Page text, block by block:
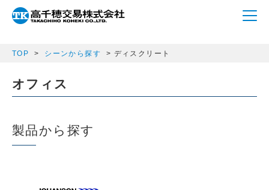
array(1) { ["semicon_category"]=> string(8) "discrete" }
TOP シーンから探す ディスクリート
オフィス
製品から探す